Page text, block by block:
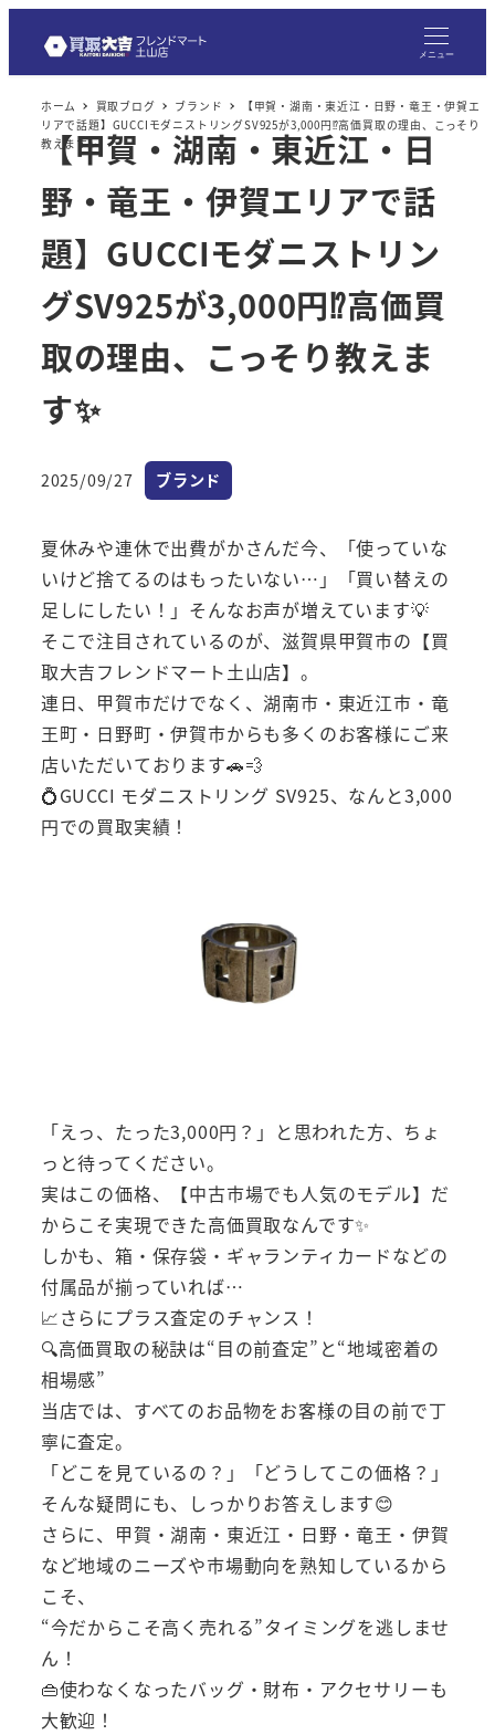
メニュー
ホーム 買取ブログ ブランド
【甲賀・湖南・東近江・日野・竜王・伊賀エ
リアで話題】GUCCIモダニストリングSV925が3,000円⁉高価買取の理由、こっそり
教えます✨
【甲賀・湖南・東近江・日
野・竜王・伊賀エリアで話
題】GUCCIモダニストリン
グSV925が3,000円⁉高価買
取の理由、こっそり教えま
す✨
投稿日
2025/09/27 カテゴリー
ブランド
夏休みや連休で出費がかさんだ今、「使っていな
いけど捨てるのはもったいない…」「買い替えの
足しにしたい！」そんなお声が増えています💡
そこで注目されているのが、滋賀県甲賀市の【買
取大吉フレンドマート土山店】。
連日、甲賀市だけでなく、湖南市・東近江市・竜
王町・日野町・伊賀市からも多くのお客様にご来
店いただいております🚗💨
💍GUCCI モダニストリング SV925、なんと3,000
円での買取実績！
「えっ、たった3,000円？」と思われた方、ちょ
っと待ってください。
実はこの価格、【中古市場でも人気のモデル】だ
からこそ実現できた高価買取なんです✨
しかも、箱・保存袋・ギャランティカードなどの
付属品が揃っていれば…
📈さらにプラス査定のチャンス！
🔍高価買取の秘訣は“目の前査定”と“地域密着の
相場感”
当店では、すべてのお品物をお客様の目の前で丁
寧に査定。
「どこを見ているの？」「どうしてこの価格？」
そんな疑問にも、しっかりお答えします😊
さらに、甲賀・湖南・東近江・日野・竜王・伊賀
など地域のニーズや市場動向を熟知しているから
こそ、
“今だからこそ高く売れる”タイミングを逃しませ
ん！
👜使わなくなったバッグ・財布・アクセサリーも
大歓迎！